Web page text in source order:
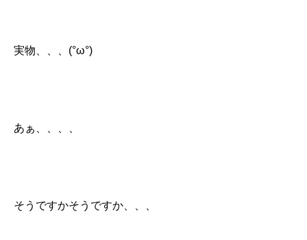
実物、、、(°ω°)
あぁ、、、、
そうですかそうですか、、、